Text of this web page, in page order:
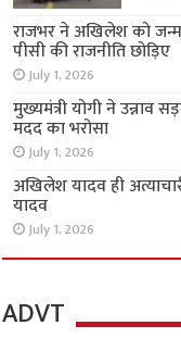
राजभर ने अखिलेश को
पीसी की राजनीति छोड़िए
July 1, 2026
मुख्यमंत्री योगी ने उन्नाव
मदद का भरोसा
July 1, 2026
अखिलेश यादव ही
यादव
July 1, 2026
ADVT